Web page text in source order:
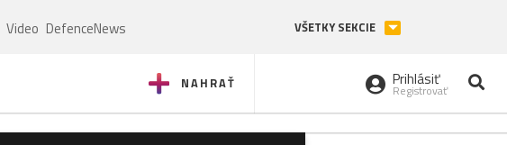
Video DefenceNews VŠETKY SEKCIE
NAHRAŤ Prihlásiť
Registrovať